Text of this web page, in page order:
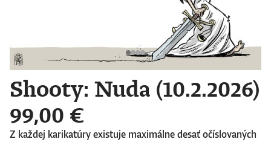
Shooty: Nuda (10.2.2026)
99,00 €
Z každej karikatúry existuje maximálne desať očíslovaných